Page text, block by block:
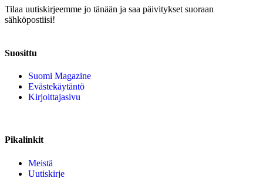
Tilaa uutiskirjeemme jo tänään ja saa päivitykset suoraan
sähköpostiisi!
Suosittu
Suomi Magazine
Evästekäytäntö
Kirjoittajasivu
Pikalinkit
Meistä
Uutiskirje